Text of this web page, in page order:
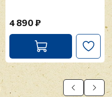
4 890 ₽